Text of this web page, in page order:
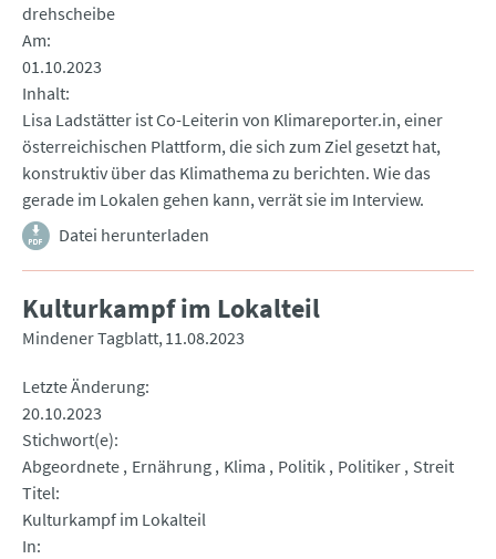
drehscheibe
Am
01.10.2023
Inhalt
Lisa Ladstätter ist Co-Leiterin von Klimareporter.in, einer
österreichischen Plattform, die sich zum Ziel gesetzt hat,
konstruktiv über das Klimathema zu berichten. Wie das
gerade im Lokalen gehen kann, verrät sie im Interview.
Datei herunterladen
Kulturkampf im Lokalteil
Mindener Tagblatt 11.08.2023
Letzte Änderung
20.10.2023
Stichwort(e)
Abgeordnete Ernährung Klima Politik Politiker Streit
Titel
Kulturkampf im Lokalteil
In